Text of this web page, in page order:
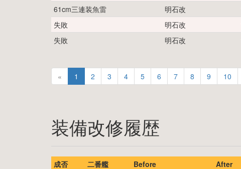
61cm三連装魚雷
明石改
失敗
明石改
失敗
明石改
« 1 2 3 4 5 6 7 8 9 10
装備改修履歴
成否 二番艦 Before After